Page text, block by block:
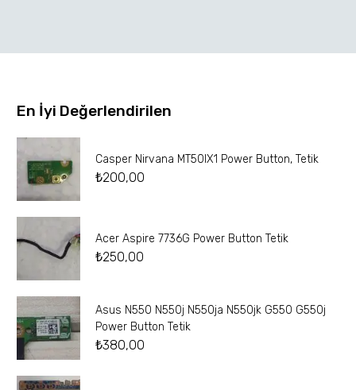
En İyi Değerlendirilen
Casper Nirvana MT50IX1 Power Button, Tetik
₺200,00
Acer Aspire 7736G Power Button Tetik
₺250,00
Asus N550 N550j N550ja N550jk G550 G550j
Power Button Tetik
₺380,00